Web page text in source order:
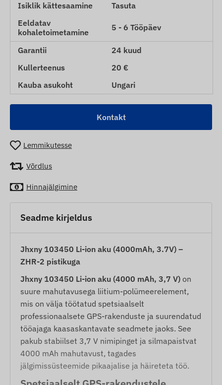
Isiklik kättesaamine
Tasuta
Eeldatav
kohaletoimetamine
5 - 6 Tööpäev
Garantii
24 kuud
Kullerteenus
20 €
Kauba asukoht
Ungari
Kontakt
Lemmikutesse
Võrdlus
Hinnajälgimine
Seadme kirjeldus
Jhxny 103450 Li-ion aku (4000mAh, 3.7V) –
ZHR-2 pistikuga
Jhxny 103450 Li-ion aku (4000 mAh, 3,7 V) on
suure mahutavusega liitium-polümeerelement,
mis on välja töötatud spetsiaalselt
professionaalsete GPS-rakenduste ja suurendatud
tööajaga kaasaskantavate seadmete jaoks. See
pakub stabiilset 3,7 V nimipinget ja silmapaistvat
4000 mAh mahutavust, tagades
jälgimissüsteemide pikaajalise ja häireteta töö.